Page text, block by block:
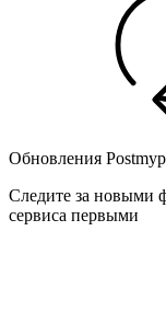
Обновления
Следите за новыми
сервиса первыми